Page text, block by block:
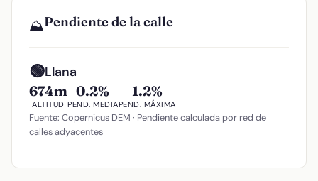
⛰️Pendiente de la calle
🟢Llana
674m
ALTITUD
0.2%
PEND. MEDIA
1.2%
PEND. MÁXIMA
Fuente: Copernicus DEM · Pendiente calculada por red de
calles adyacentes